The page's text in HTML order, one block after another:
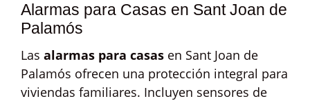
Alarmas para Casas en Sant Joan de
Palamós
Las alarmas para casas en Sant Joan de
Palamós ofrecen una protección integral para
viviendas familiares. Incluyen sensores de